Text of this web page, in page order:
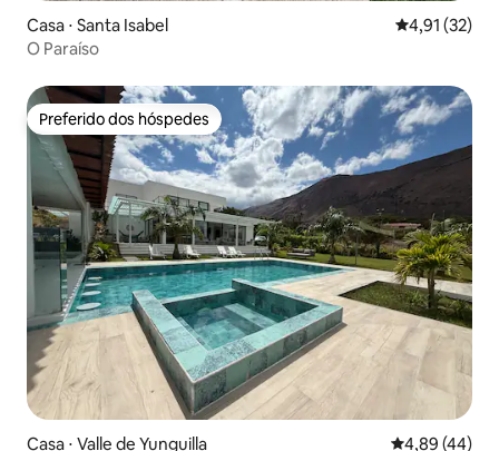
Casa ⋅ Santa Isabel 4,91 de uma
4,91 (32)
O Paraíso
Preferido dos hóspedes
Preferido dos hóspedes
Casa ⋅ Valle de Yunguilla 4,89 de uma
4,89 (44)